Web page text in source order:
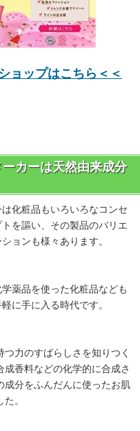
ョップはこちら＜＜
カーは天然由来成分
は化粧品もいろいろなコンセ
トを謳い、その製品のバリエ
ションも様々あります。
学薬品を使った化粧品なども
に手に入る時代です。
力のすばらしさを知りつく
香料などの化学的に合成さ
成分をふんだんに使ったお肌
。